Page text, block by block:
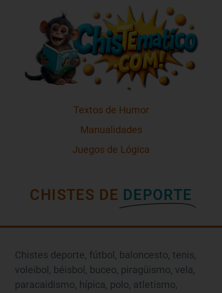
Textos de Humor
Manualidades
Juegos de Lógica
CHISTES DE DEPORTE
Chistes deporte, fútbol, baloncesto, tenis,
voleibol, béisbol, buceo, piragüismo, vela,
paracaidismo, hípica, polo, atletismo,